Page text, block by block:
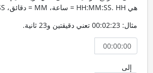
هي HH:MM:SS. HH = ساعة، MM = دقائق، SS = ثوانٍ.
مثال: 00:02:23 تعني دقيقتين و23 ثانية.
إلى